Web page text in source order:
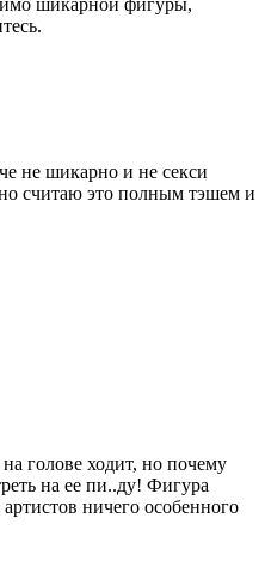
шикарной фигуры,
не шикарно и не секси
но считаю это полным тэшем и
голове ходит, но почему
на ее пи..ду! Фигура
ничего особенного